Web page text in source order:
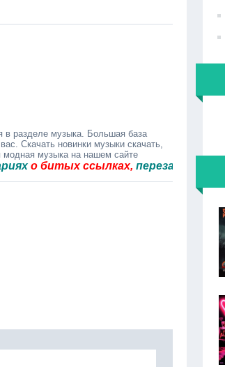
в разделе музыка. Большая база
Скачать новинки музыки скачать,
модная музыка на нашем сайте
ссылках,перезальём быстро.